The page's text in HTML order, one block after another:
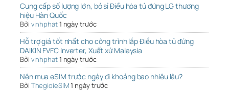
Cung cấp số lượng lớn, bỏ sỉ Điều hòa tủ đứng LG thương
hiệu Hàn Quốc
Bởi vinhphat1 ngày trước
Hỗ trợ giá tốt nhất cho công trình lắp Điều hòa tủ đứng
DAIKIN FVFC Inverter, Xuất xứ Malaysia
Bởi vinhphat1 ngày trước
Nên mua eSIM trước ngày đi khoảng bao nhiêu lâu?
Bởi ThegioieSIM1 ngày trước